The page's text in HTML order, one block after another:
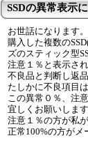
SSDの異常表示
お世話になります。
購入した複数の
ズのスティック型
注意１％と表示され
不良品と判断し返
たしかに不良項目
この異常０％、注
宜しくお願いします
注意１％の方が私
正常100%の方がメ